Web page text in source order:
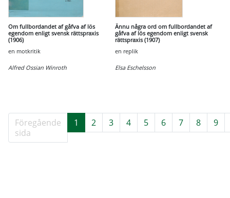
Om fullbordandet af gåfva af lös
egendom enligt svensk rättspraxis
(1906)
en motkritik
Alfred Ossian Winroth
Ännu några ord om fullbordandet af
gåfva af lös egendom enligt svensk
rättspraxis (1907)
en replik
Elsa Eschelsson
Föregående
sida
1 2 3 4 5 6 7 8 9